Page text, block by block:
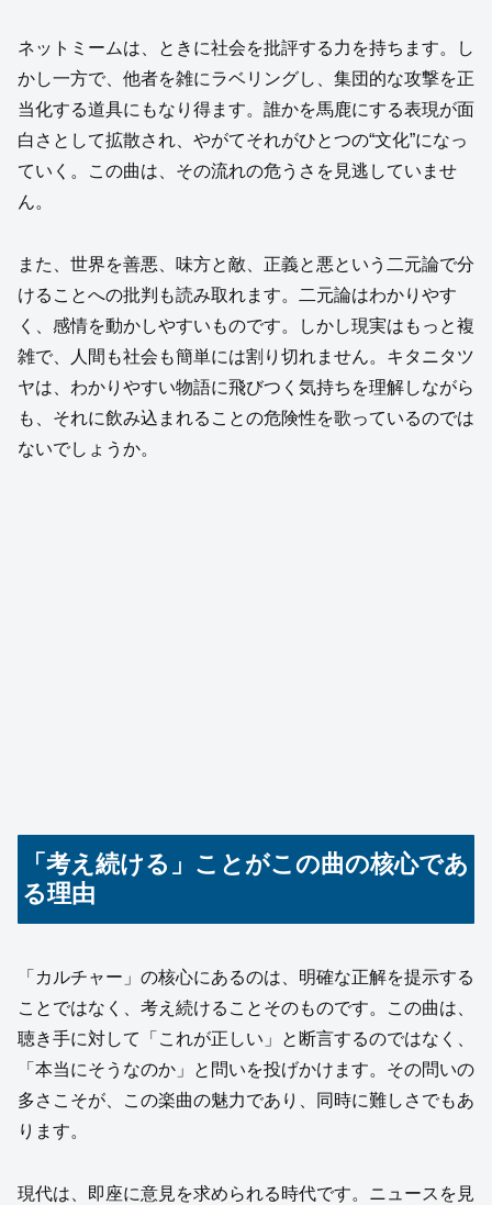
ネットミームは、ときに社会を批評する力を持ちます。し
かし一方で、他者を雑にラベリングし、集団的な攻撃を正
当化する道具にもなり得ます。誰かを馬鹿にする表現が面
白さとして拡散され、やがてそれがひとつの“文化”になっ
ていく。この曲は、その流れの危うさを見逃していませ
ん。
また、世界を善悪、味方と敵、正義と悪という二元論で分
けることへの批判も読み取れます。二元論はわかりやす
く、感情を動かしやすいものです。しかし現実はもっと複
雑で、人間も社会も簡単には割り切れません。キタニタツ
ヤは、わかりやすい物語に飛びつく気持ちを理解しながら
も、それに飲み込まれることの危険性を歌っているのでは
ないでしょうか。
「考え続ける」ことがこの曲の核心であ
る理由
「カルチャー」の核心にあるのは、明確な正解を提示する
ことではなく、考え続けることそのものです。この曲は、
聴き手に対して「これが正しい」と断言するのではなく、
「本当にそうなのか」と問いを投げかけます。その問いの
多さこそが、この楽曲の魅力であり、同時に難しさでもあ
ります。
現代は、即座に意見を求められる時代です。ニュースを見